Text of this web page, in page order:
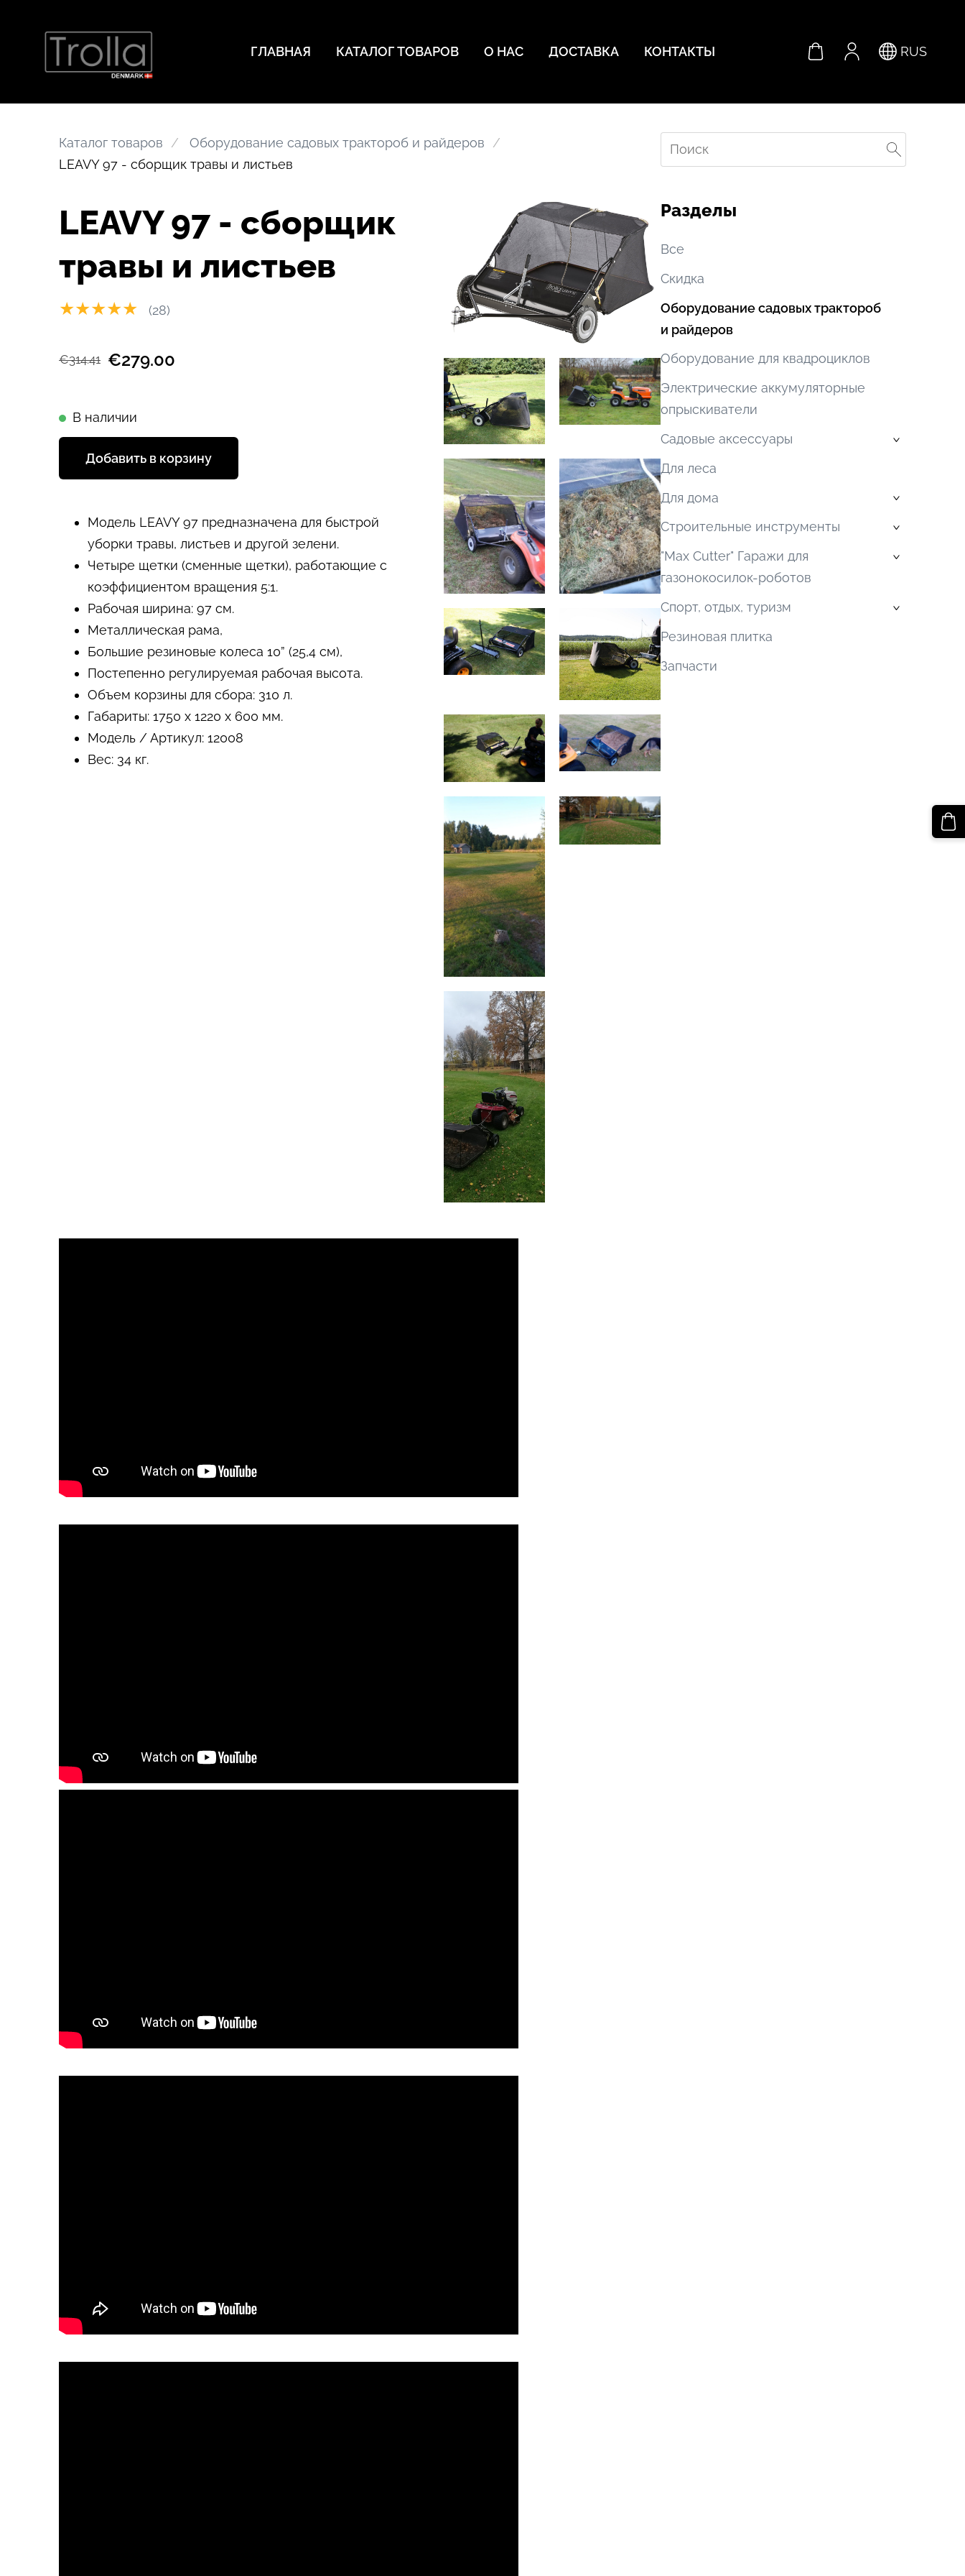
ГЛАВНАЯ КАТАЛОГ ТОВАРОВ О НАС ДОСТАВКА КОНТАКТЫ RUS
Разделы
Все
Скидка
Оборудование садовых трактороб
и райдеров
Оборудование для квадроциклов
Электрические аккумуляторные
oпрыскиватели
Садовые аксессуары
›
Для леса
Для дома
›
Строительные инструменты ›
"Max Cutter" Гаражи для
газонокосилок-роботов
›
Спорт, отдых, туризм ›
Резиновая плитка
Запчасти
Каталог товаров
Оборудование садовых трактороб и райдеров
LEAVY 97 - сборщик травы и листьев
LEAVY 97 - сборщик
травы и листьев
★★★★★ (28)
€314.41 €279.00
В наличии
Добавить в корзину
Модель LEAVY 97 предназначена для быстрой
уборки травы, листьев и другой зелени.
Четыре щетки (сменные щетки), работающие с
коэффициентом вращения 5:1.
Рабочая ширина: 97 см.
Металлическая рама,
Большие резиновые колеса 10” (25,4 см),
Постепенно регулируемая рабочая высота.
Объем корзины для сбора: 310 л.
Габариты: 1750 x 1220 x 600 мм.
Модель / Артикул: 12008
Вес: 34 кг.